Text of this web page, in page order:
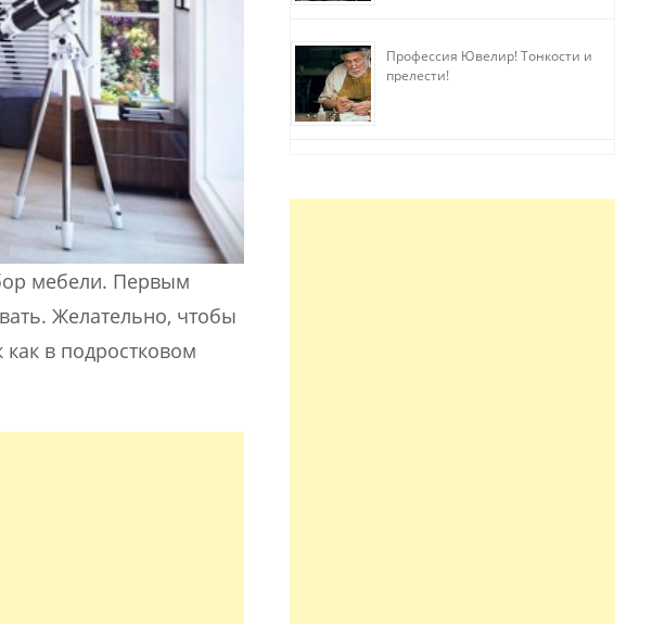
мебели. Первым
Желательно, чтобы
в подростковом
Профессия Ювелир! Тонкости и
прелести!